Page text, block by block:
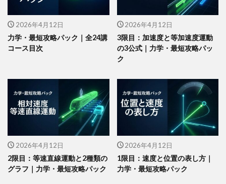
2026年4月12日
力学・最短攻略パック｜全24講
コース目次
2026年4月12日
3限目：加速度と等加速度運動
の3公式｜力学・最短攻略パッ
ク
2026年4月12日
2限目：等速直線運動と2種類の
グラフ｜力学・最短攻略パック
2026年4月12日
1限目：速度と位置の表し方｜
力学・最短攻略パック